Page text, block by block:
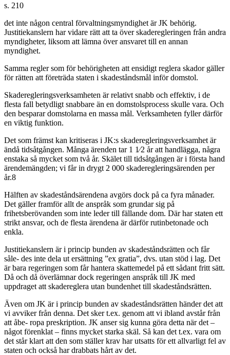
s. 210
det inte någon central förvaltningsmyndighet är JK behörig.
Justitiekanslern har vidare rätt att ta över skaderegleringen från andra
myndigheter, liksom att lämna över ansvaret till en annan
myndighet.
Samma regler som för behörigheten att ensidigt reglera skador gäller
för rätten att företräda staten i skadeståndsmål inför domstol.
Skaderegleringsverksamheten är relativt snabb och effektiv, i de
flesta fall betydligt snabbare än en domstolsprocess skulle vara. Och
den besparar domstolarna en massa mål. Verksamheten fyller därför
en viktig funktion.
Det som främst kan kritiseras i JK:s skaderegleringsverksamhet är
ändå tidsåtgången. Många ärenden tar 1 1⁄2 år att handlägga, några
enstaka så mycket som två år. Skälet till tidsåtgången är i första hand
ärendemängden; vi får in drygt 2 000 skaderegleringsärenden per
år.8
Hälften av skadeståndsärendena avgörs dock på ca fyra månader.
Det gäller framför allt de anspråk som grundar sig på
frihetsberövanden som inte leder till fällande dom. Där har staten ett
strikt ansvar, och de flesta ärendena är därför rutinbetonade och
enkla.
Justitiekanslern är i princip bunden av skadeståndsrätten och får
såle- des inte dela ut ersättning ”ex gratia”, dvs. utan stöd i lag. Det
är bara regeringen som får hantera skattemedel på ett sådant fritt sätt.
Då och då överlämnar dock regeringen anspråk till JK med
uppdraget att skadereglera utan bundenhet till skadeståndsrätten.
Även om JK är i princip bunden av skadeståndsrätten händer det att
vi avviker från denna. Det sker t.ex. genom att vi ibland avstår från
att åbe- ropa preskription. JK anser sig kunna göra detta när det –
något förenklat – finns mycket starka skäl. Så kan det t.ex. vara om
det står klart att den som ställer krav har utsatts för ett allvarligt fel av
staten och också har drabbats hårt av det.